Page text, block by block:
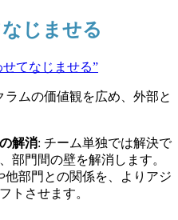
じませる
せてなじませる”
ムの価値観を広め、外部と
解消: チーム単独では解決で
部門間の壁を解消します。
他部門との関係を、よりアジ
トさせます。